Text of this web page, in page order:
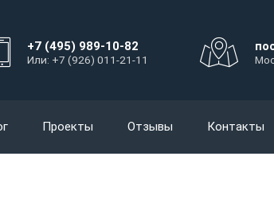
+7 (495) 989-10-82
Или: +7 (926) 011-21-11
Проекты Отзывы Контакты